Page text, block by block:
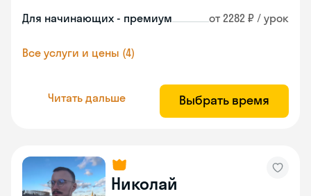
Для начинающих - премиум от 2282 ₽ / урок
Все услуги и цены (4)
Читать дальше Выбрать время
Николай